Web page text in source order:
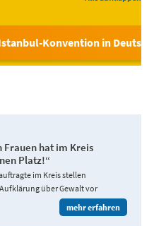
Konvention in
Frauen hat im Kreis
Platz!“
im Kreis stellen
über Gewalt vor
mehr erfahren